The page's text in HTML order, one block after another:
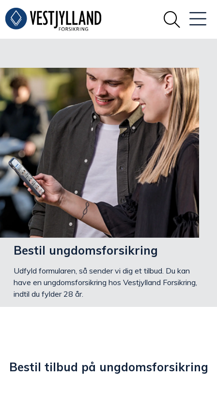
Bestil ungdomsforsikring
Udfyld formularen, så sender vi dig et tilbud. Du kan
have en ungdomsforsikring hos Vestjylland Forsikring,
indtil du fylder 28 år.
Bestil tilbud på ungdomsforsikring